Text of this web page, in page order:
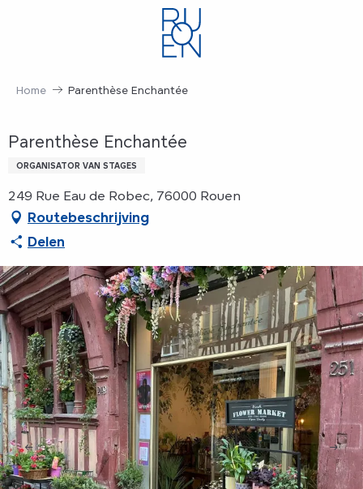
Home Parenthèse Enchantée
Parenthèse Enchantée
ORGANISATOR VAN STAGES
249 Rue Eau de Robec, 76000 Rouen
Routebeschrijving
Delen